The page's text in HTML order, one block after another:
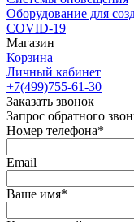
Оборудование для
COVID-19
Магазин
Корзина
Личный кабинет
+7(499)755-61-30
Заказать звонок
Запрос обратного
Номер телефона*
Email
Ваше имя*